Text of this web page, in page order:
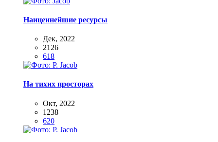
Наиценнейшие ресурсы
Дек, 2022
2126
618
На тихих просторах
Окт, 2022
1238
620